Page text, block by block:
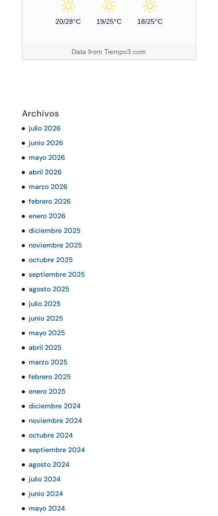
20/28°C 19/25°C 18/25°C
Data fromTiempo3.com
Archivos
julio 2026
junio 2026
mayo 2026
abril 2026
marzo 2026
febrero 2026
enero 2026
diciembre 2025
noviembre 2025
octubre 2025
septiembre 2025
agosto 2025
julio 2025
junio 2025
mayo 2025
abril 2025
marzo 2025
febrero 2025
enero 2025
diciembre 2024
noviembre 2024
octubre 2024
septiembre 2024
agosto 2024
julio 2024
junio 2024
mayo 2024